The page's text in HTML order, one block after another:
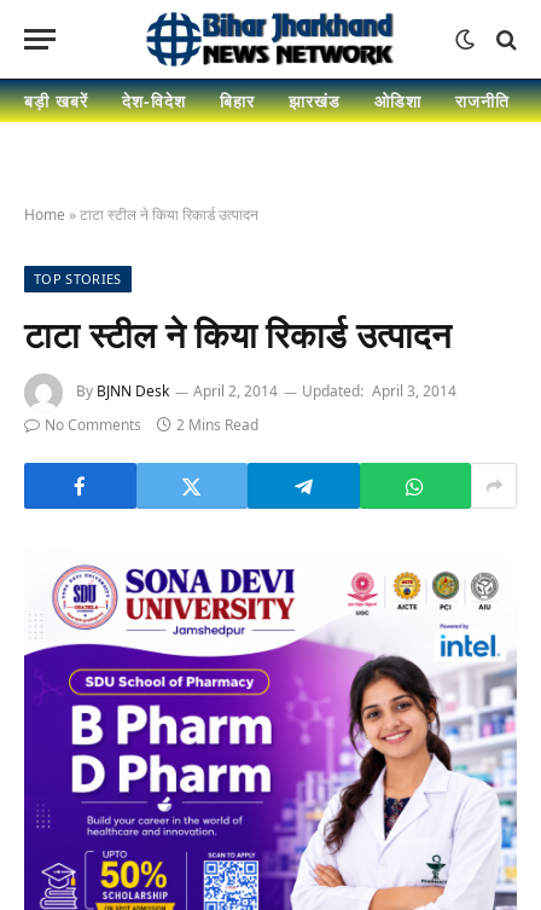
बड़ी खबरें देश-विदेश बिहार झारखंड ओडिशा राजनीति
Home »टाटा स्टील ने किया रिकार्ड उत्पादन
TOP STORIES
टाटा स्टील ने किया रिकार्ड उत्पादन
By BJNN Desk April 2, 2014 Updated: April 3, 2014
No Comments
2 Mins Read